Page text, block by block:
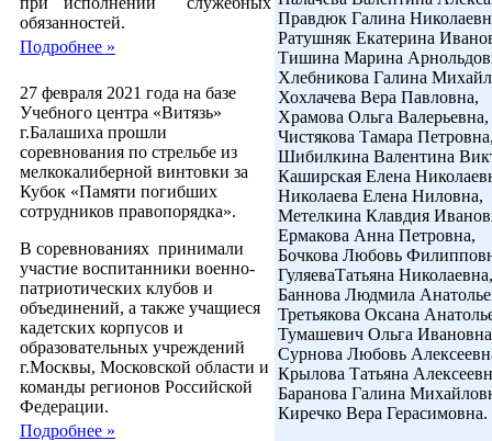
обязанностей.
Подробнее »
27 февраля 2021 года на базе
Учебного центра «Витязь»
г.Балашиха прошли
соревнования по стрельбе из
мелкокалиберной винтовки за
Кубок «Памяти погибших
сотрудников правопорядка».
В соревнованиях принимали
участие воспитанники военно-
патриотических клубов и
объединений, а также учащиеся
кадетских корпусов и
образовательных учреждений
г.Москвы, Московской области и
команды регионов Российской
Федерации.
Подробнее »
Правдюк Галина
Ратушняк Екатерина
Тишина Марина
Хлебникова Галина
Хохлачева Вера Павловна,
Храмова Ольга Валерьевна,
Чистякова Тамара
Шибилкина Валентина
Каширская Елена
Николаева Елена Ниловна,
Метелкина Клавдия
Ермакова Анна Петровна,
Бочкова Любовь
ГуляеваТатьяна Николаевна,
Баннова Людмила
Третьякова Оксана
Тумашевич Ольга
Сурнова Любовь
Крылова Татьяна
Баранова Галина
Киречко Вера Герасимовна.